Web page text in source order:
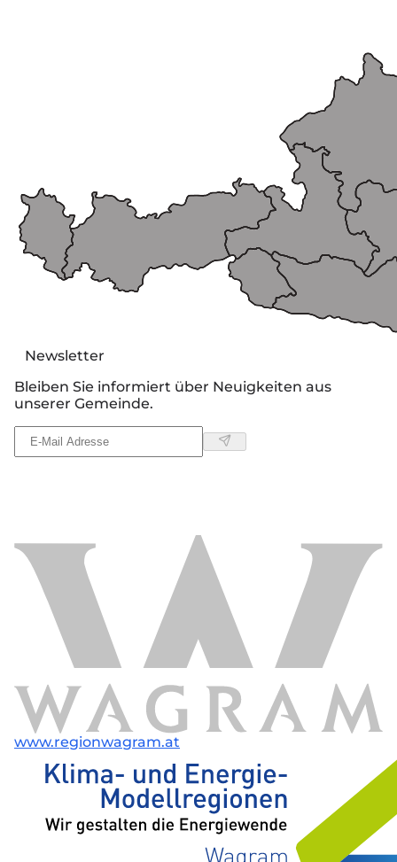
Newsletter
Bleiben Sie informiert über Neuigkeiten aus
unserer Gemeinde.
www.regionwagram.at